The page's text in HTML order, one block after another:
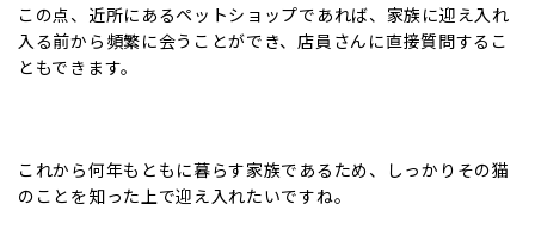
この点、近所にあるペットショップであれば、家族に迎え入れ
入る前から頻繁に会うことができ、店員さんに直接質問するこ
ともできます。
これから何年もともに暮らす家族であるため、しっかりその猫
のことを知った上で迎え入れたいですね。